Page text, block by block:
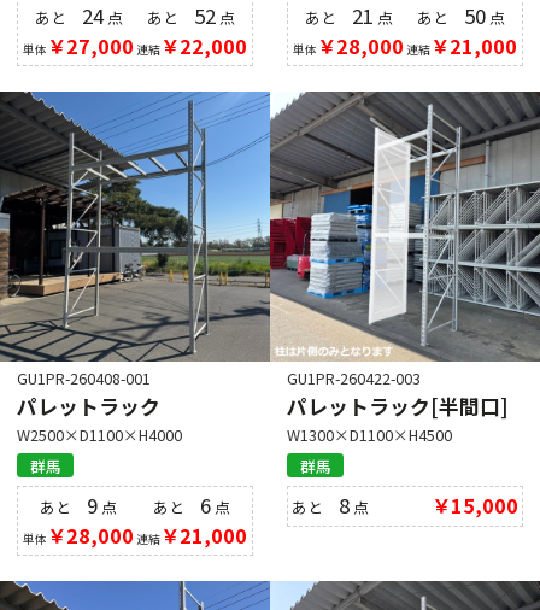
あと 24点
単体 ￥27,000
あと 52 点
連結￥22,000
あと 21 点
単体 ￥28,000
あと 50 点
連結￥21,000
GU1PR-260408-001
パレットラック
W2500×D1100×H4000
群馬
あと 9 点
単体 ￥28,000
あと 6点
連結￥21,000
GU1PR-260422-003
パレットラック[半間口]
W1300×D1100×H4500
群馬
あと 8 点 ￥15,000